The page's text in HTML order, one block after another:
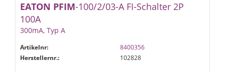
EATON PFIM-100/2/03-A FI-Schalter 2P
100A
300mA, Typ A
Artikelnr:
8400356
Herstellernr.:
102828